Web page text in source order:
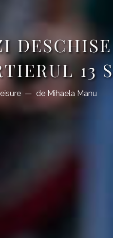
13
de Mihaela Manu